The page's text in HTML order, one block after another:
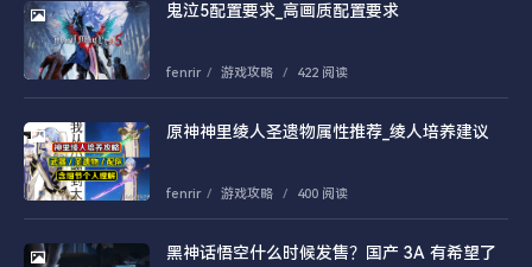
鬼泣5配置要求_高画质配置要求
fenrir / 游戏攻略 / 422 阅读
原神神里绫人圣遗物属性推荐_绫人培养建议
fenrir / 游戏攻略 / 400 阅读
黑神话悟空什么时候发售？国产 3A 有希望了